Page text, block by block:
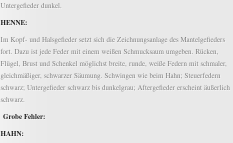
Untergefieder dunkel.
HENNE:
Im Kopf- und Halsgefieder setzt sich die Zeichnungsanlage des Mantelgefieders
fort. Dazu ist jede Feder mit einem weißen Schmucksaum umgeben. Rücken,
Flügel, Brust und Schenkel möglichst breite, runde, weiße Federn mit schmaler,
gleichmäßiger, schwarzer Säumung. Schwingen wie beim Hahn; Steuerfedern
schwarz; Untergefieder schwarz bis dunkelgrau; Aftergefieder erscheint äußerlich
schwarz.
Grobe Fehler:
HAHN: